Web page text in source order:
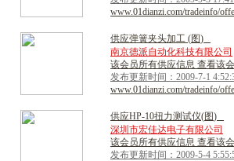
www.01dianzi.com/tradeinfo/
供应弹簧夹头加工 (图)
南京德派自动化科技有限公司
该会员所有供应信息 查看该
发布更新时间：2009-7-1
www.01dianzi.com/tradeinfo/
供应HP-10扭力测试仪(图)
深圳市宏佳达电子有限公司
该会员所有供应信息 查看该
发布更新时间：2009-5-4